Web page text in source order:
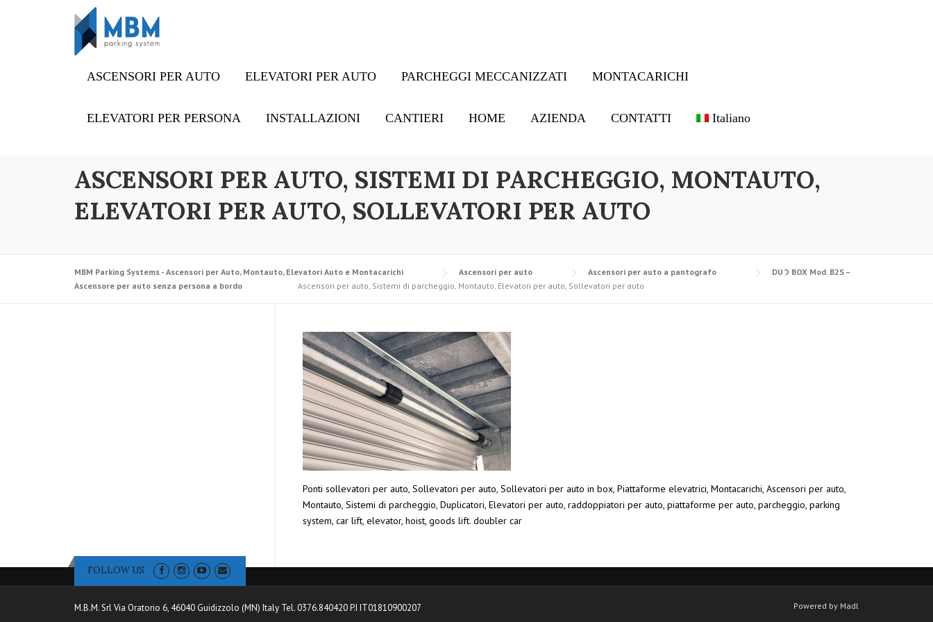
ASCENSORI PER AUTO ELEVATORI PER AUTO PARCHEGGI MECCANIZZATI MONTACARICHI
ELEVATORI PER PERSONA INSTALLAZIONI CANTIERI HOME AZIENDA CONTATTI Italiano
ASCENSORI PER AUTO, SISTEMI DI PARCHEGGIO, MONTAUTO,
ELEVATORI PER AUTO, SOLLEVATORI PER AUTO
MBM Parking Systems - Ascensori per Auto, Montauto, Elevatori Auto e Montacarichi Ascensori per auto Ascensori per auto a pantografo
DUO BOX Mod. B2S –
Ascensore per auto senza persona a bordo
Ascensori per auto, Sistemi di parcheggio, Montauto, Elevatori per auto, Sollevatori per auto
Ponti sollevatori per auto, Sollevatori per auto, Sollevatori per auto in box, Piattaforme elevatrici, Montacarichi, Ascensori per auto,
Montauto, Sistemi di parcheggio, Duplicatori, Elevatori per auto, raddoppiatori per auto, piattaforme per auto, parcheggio, parking
system, car lift, elevator, hoist, goods lift. doubler car
FOLLOW US
M.B.M. Srl Via Oratorio 6, 46040 Guidizzolo (MN) Italy Tel. 0376.840420 P.I IT01810900207 Powered by Madl